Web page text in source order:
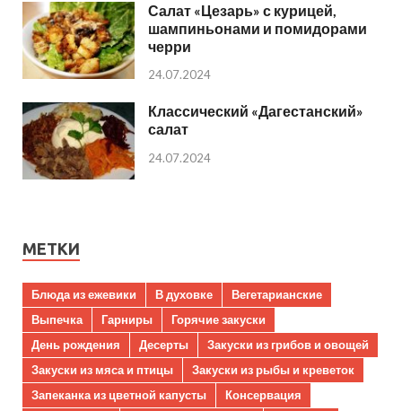
Салат «Цезарь» с курицей,
шампиньонами и помидорами
черри
24.07.2024
Классический «Дагестанский»
салат
24.07.2024
МЕТКИ
Блюда из ежевики В духовке
Вегетарианские
Выпечка
Гарниры
Горячие закуски
День рождения
Десерты
Закуски из грибов и овощей
Закуски из мяса и птицы
Закуски из рыбы и креветок
Запеканка из цветной капусты
Консервация